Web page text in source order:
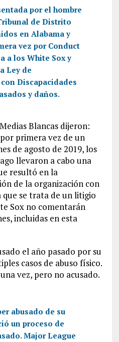
por el hombre
de Distrito
en Alabama y
vez por Conduct
a los White Sox y
Ley de
Discapacidades
y daños.
Blancas dijeron:
primera vez de un
de agosto de 2019, los
llevaron a cabo una
resultó en la
de la organización con
que se trata de un litigio
Sox no comentarán
incluidas en esta
el año pasado por su
casos de abuso físico.
vez, pero no acusado.
abusado de su
un proceso de
Major League